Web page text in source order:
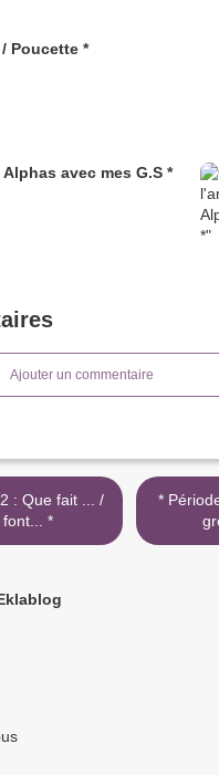
Poucette *
avec mes G.S *
Ajouter un commentaire
*
*